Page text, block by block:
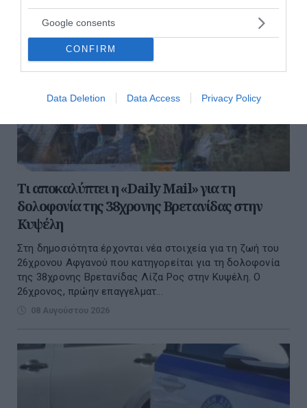
Google consents
CONFIRM
Data Deletion Data Access Privacy Policy
Τι αποκαλύπτει η «Daily Mail» για τη
δολοφονία της 38χρονης Βρετανίδας στην
Κυψέλη
Στη δημοσιότητα έρχονται νέα στοιχεία για τη ζωή του
26χρονου Αφγανού που κατηγορείται για τη δολοφονία
της 38χρονης Βρετανίδας Λίζα Ρος στην Κυψέλη. Ο
26χρονος, πρώην επαγγελματ...
08 Αυγούστου 2026